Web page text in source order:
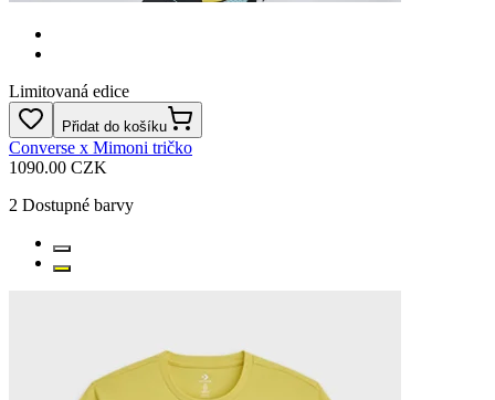
Limitovaná edice
Přidat do košíku
Converse x Mimoni tričko
1090.00 CZK
2 Dostupné barvy